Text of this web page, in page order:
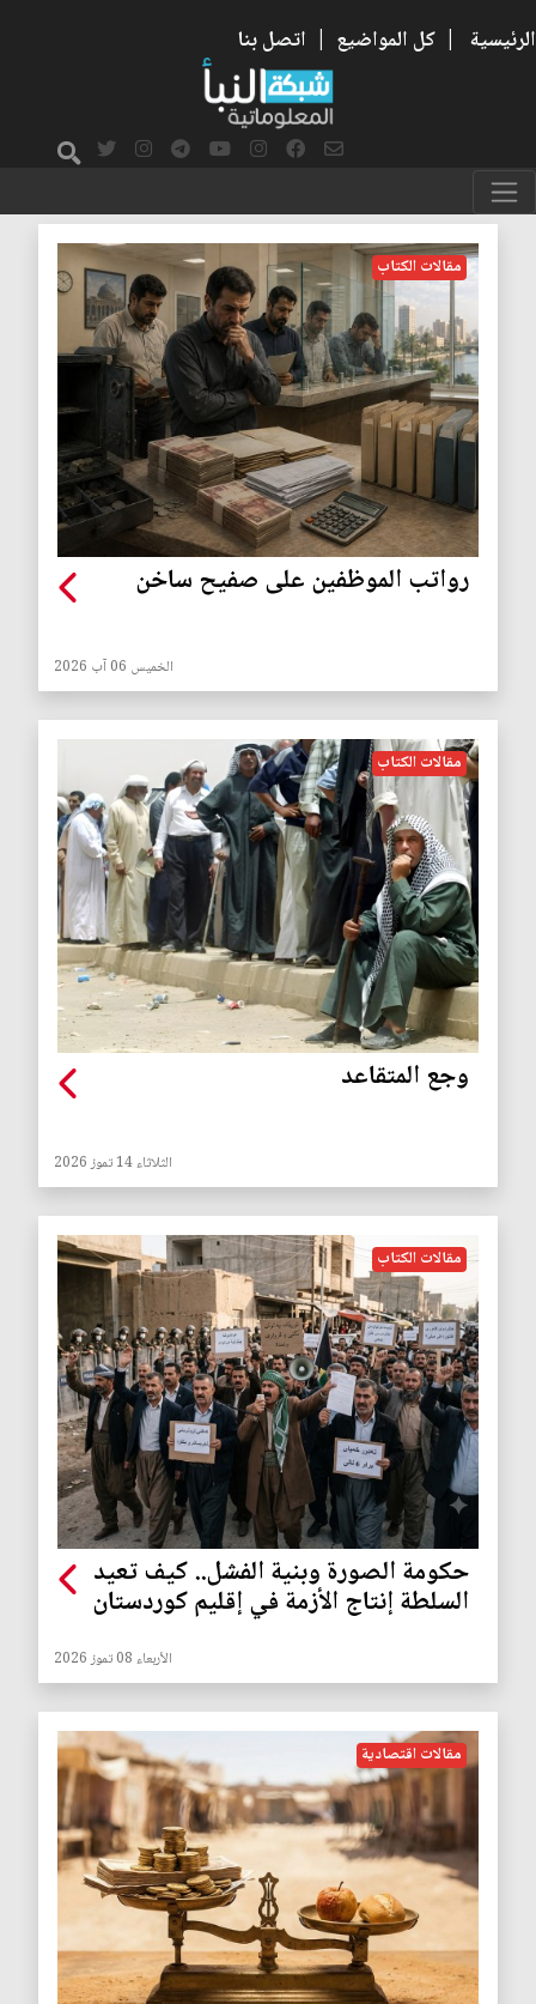
الرئيسية | كل المواضيع | اتصل بنا
رواتب
مقالات الكتاب
رواتب الموظفين على صفيح ساخن
الخميس 06 آب 2026
مقالات الكتاب
وجع المتقاعد
الثلاثاء 14 تموز 2026
مقالات الكتاب
حكومة الصورة وبنية الفشل.. كيف تعيد
السلطة إنتاج الأزمة في إقليم كوردستان
الأربعاء 08 تموز 2026
مقالات اقتصادية